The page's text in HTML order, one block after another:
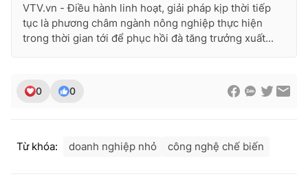
VTV.vn - Điều hành linh hoạt, giải pháp kịp thời tiếp
tục là phương châm ngành nông nghiệp thực hiện
trong thời gian tới để phục hồi đà tăng trưởng xuất...
0 0
Từ khóa: doanh nghiệp nhỏ công nghệ chế biến